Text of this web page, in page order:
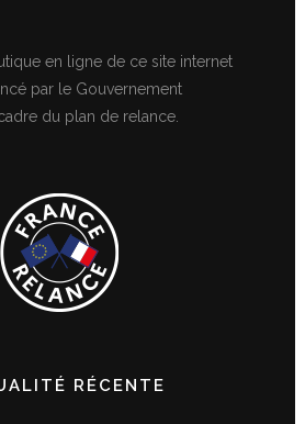
en ligne de ce site internet
par le Gouvernement
du plan de relance.
RÉCENTE